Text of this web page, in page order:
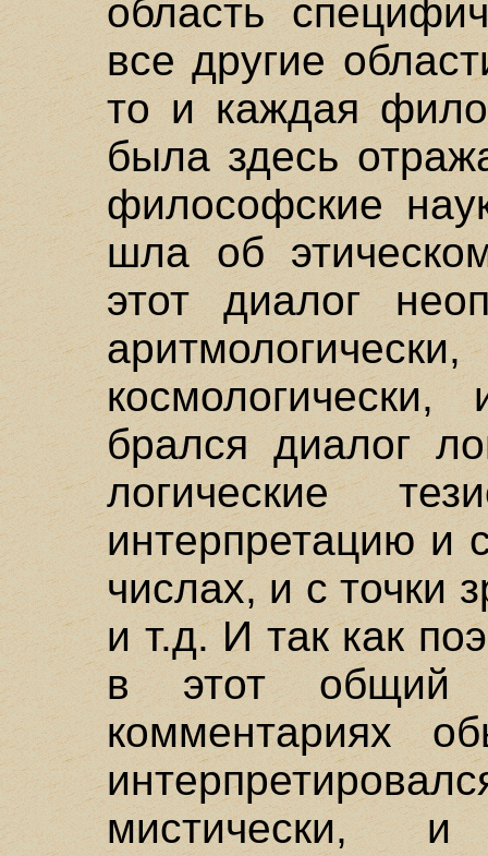
область
все другие
то и каждая
была здесь
философские
шла об
этот диалог
брался диалог
логические
интерпретацию и
числах, и с точки
и т.д. И так как
в этот общий
комментариях
мистически, и